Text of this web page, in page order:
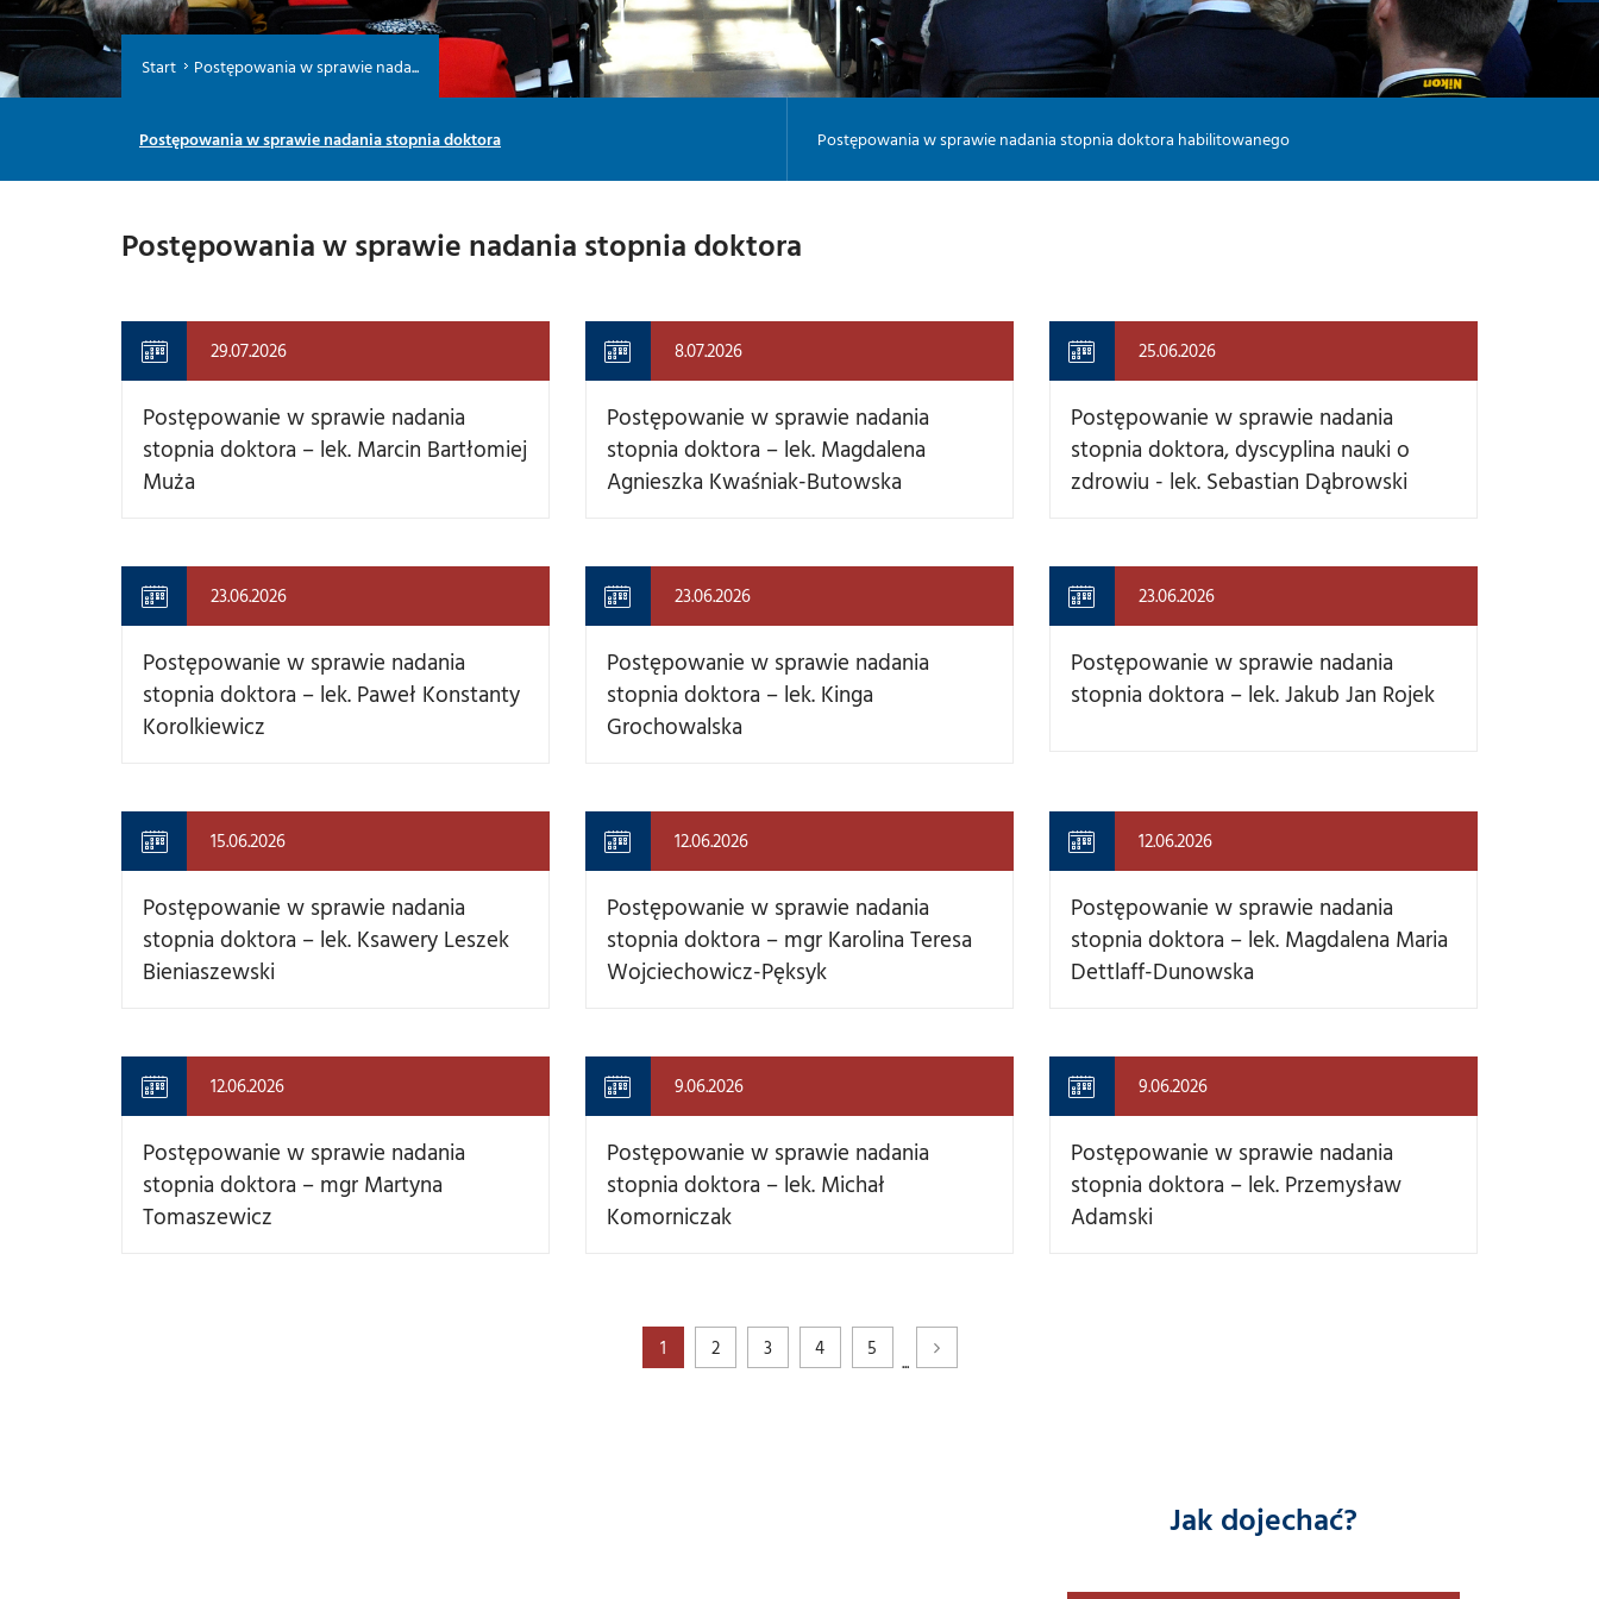
-
-
Start Postępowania w sprawie nada...
Postępowania w sprawie nadania stopnia doktora Postępowania w sprawie nadania stopnia doktora habilitowanego
Postępowania w sprawie nadania stopnia doktora
29.07.2026
Postępowanie w sprawie nadania
stopnia doktora – lek. Marcin Bartłomiej
Muża
8.07.2026
Postępowanie w sprawie nadania
stopnia doktora – lek. Magdalena
Agnieszka Kwaśniak-Butowska
25.06.2026
Postępowanie w sprawie nadania
stopnia doktora, dyscyplina nauki o
zdrowiu - lek. Sebastian Dąbrowski
23.06.2026
Postępowanie w sprawie nadania
stopnia doktora – lek. Paweł Konstanty
Korolkiewicz
23.06.2026
Postępowanie w sprawie nadania
stopnia doktora – lek. Kinga
Grochowalska
23.06.2026
Postępowanie w sprawie nadania
stopnia doktora – lek. Jakub Jan Rojek
15.06.2026
Postępowanie w sprawie nadania
stopnia doktora – lek. Ksawery Leszek
Bieniaszewski
12.06.2026
Postępowanie w sprawie nadania
stopnia doktora – mgr Karolina Teresa
Wojciechowicz-Pęksyk
12.06.2026
Postępowanie w sprawie nadania
stopnia doktora – lek. Magdalena Maria
Dettlaff-Dunowska
12.06.2026
Postępowanie w sprawie nadania
stopnia doktora – mgr Martyna
Tomaszewicz
9.06.2026
Postępowanie w sprawie nadania
stopnia doktora – lek. Michał
Komorniczak
9.06.2026
Postępowanie w sprawie nadania
stopnia doktora – lek. Przemysław
Adamski
1 2 3 4 5
...
Jak dojechać?